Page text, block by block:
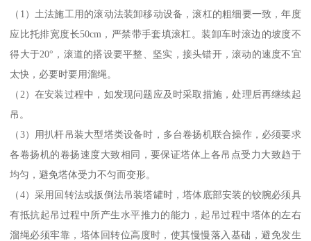
（1）土法施工用的滚动法装卸移动设备，滚杠的粗细要一致，年度
应比托排宽度长50cm，严禁带手套填滚杠。装卸车时滚边的坡度不
得大于20°，滚道的搭设要平整、坚实，接头错开，滚动的速度不宜
太快，必要时要用溜绳。
（2）在安装过程中，如发现问题应及时采取措施，处理后再继续起
吊。
（3）用扒杆吊装大型塔类设备时，多台卷扬机联合操作，必须要求
各卷扬机的卷扬速度大致相同，要保证塔体上各吊点受力大致趋于
均匀，避免塔体受力不匀而变形。
（4）采用回转法或扳倒法吊装塔罐时，塔体底部安装的铰腕必须具
有抵抗起吊过程中所产生水平推力的能力，起吊过程中塔体的左右
溜绳必须牢靠，塔体回转位高度时，使其慢慢落入基础，避免发生